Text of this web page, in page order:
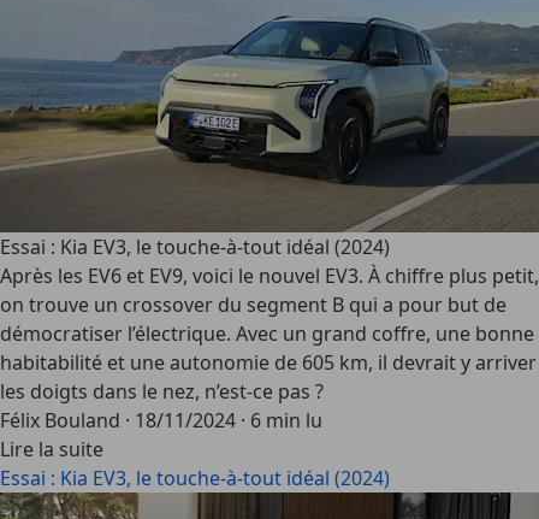
Essai : Kia EV3, le touche-à-tout idéal (2024)
Après les EV6 et EV9, voici le nouvel EV3. À chiffre plus petit,
on trouve un crossover du segment B qui a pour but de
démocratiser l’électrique. Avec un grand coffre, une bonne
habitabilité et une autonomie de 605 km, il devrait y arriver
les doigts dans le nez, n’est-ce pas ?
Félix Bouland · 18/11/2024 · 6 min lu
Lire la suite
Essai : Kia EV3, le touche-à-tout idéal (2024)